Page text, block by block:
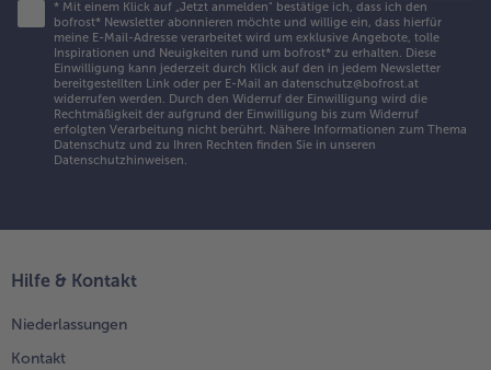
* Mit einem Klick auf „Jetzt anmelden" bestätige ich, dass ich den
bofrost* Newsletter abonnieren möchte und willige ein, dass hierfür
meine E-Mail-Adresse verarbeitet wird um exklusive Angebote, tolle
Inspirationen und Neuigkeiten rund um bofrost* zu erhalten. Diese
Einwilligung kann jederzeit durch Klick auf den in jedem Newsletter
bereitgestellten Link oder per E-Mail an datenschutz@bofrost.at
widerrufen werden. Durch den Widerruf der Einwilligung wird die
Rechtmäßigkeit der aufgrund der Einwilligung bis zum Widerruf
erfolgten Verarbeitung nicht berührt. Nähere Informationen zum Thema
Datenschutz und zu Ihren Rechten finden Sie in unseren
Datenschutzhinweisen.
Hilfe & Kontakt
Niederlassungen
Kontakt